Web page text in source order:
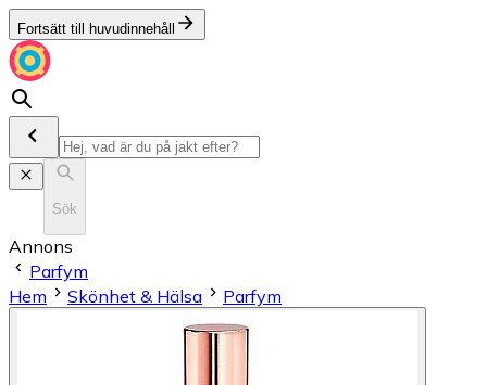
Fortsätt till huvudinnehåll
Sök
Annons
Parfym
Hem
Skönhet & Hälsa Parfym